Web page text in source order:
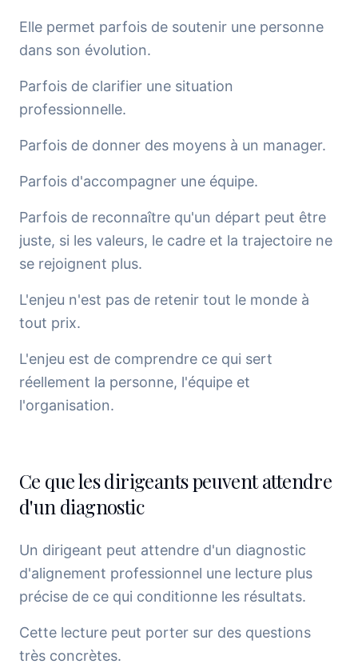
Elle permet parfois de soutenir une personne
dans son évolution.
Parfois de clarifier une situation
professionnelle.
Parfois de donner des moyens à un manager.
Parfois d'accompagner une équipe.
Parfois de reconnaître qu'un départ peut être
juste, si les valeurs, le cadre et la trajectoire ne
se rejoignent plus.
L'enjeu n'est pas de retenir tout le monde à
tout prix.
L'enjeu est de comprendre ce qui sert
réellement la personne, l'équipe et
l'organisation.
Ce que les dirigeants peuvent attendre
d'un diagnostic
Un dirigeant peut attendre d'un diagnostic
d'alignement professionnel une lecture plus
précise de ce qui conditionne les résultats.
Cette lecture peut porter sur des questions
très concrètes.